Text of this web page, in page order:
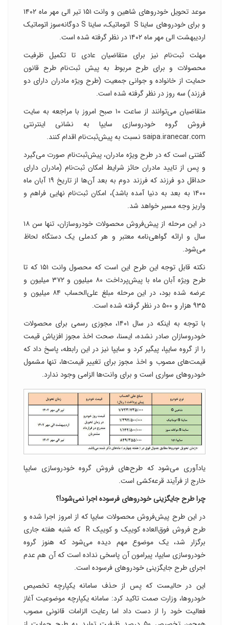
موعد تحویل خودروهای شاهین و وانت ۱۵۱ تیر الی مهر ماه ۱۴۰۲
و برای خودروهای ساینا S اتوماتیک، ساینا S دوگانه‌سوز اتوماتیک
اردیبهشت الی مهر ماه ۱۴۰۲ در نظر گرفته شده است.
مهلت ثبت‌نام نیز برای متقاضیان عادی تا تکمیل ظرفیت
محصولات و برای طرح مربوط به پیش ثبت‌نام طرح قانون
حمایت از خانواده و جوانی جمعیت (طرح ویژه مادران دارای دو
فرزند) سه روز در نظر گرفته شده است.
متقاضیان می‌توانند از ساعت ۱۰ صبح امروز با مراجعه به سایت
فروش گروه خودروسازی سایپا به نشانی اینترنتی
saipa.iranecar.com نسبت به پیش‌ثبت‌نام اقدام کنند.
گفتنی است که در طرح ویژه مادران، پیش‌ثبت‌نام صورت می‌گیرد
و پس از تایید مادران حائز شرایط امکان ثبت‌نام (مادران دارای
حداقل دو فرزند که فرزند دوم به‌ بعد آن‌ها از تاریخ ۱۹ آبان ماه
۱۴۰۰ به بعد به‌ دنیا آمده باشد)، امکان ثبت‌نام نهایی فراهم و
واریز وجه مسیر خواهد شد.
در این مرحله از پیش‌فروش محصولات خودروسازان، تنها سن ۱۸
سال و ارائه گواهی‌نامه معتبر و هر کدملی یک دستگاه لحاظ
می‌شود.
نکته قابل توجه این طرح این است که محصول وانت ۱۵۱ که تا
طرح ویژه آبان ماه با پیش‌پرداخت ۸۰ میلیون و ۳۷۲ میلیون و
عرضه شده بود، در این مرحله مبلغ علی‌الحساب ۸۴ میلیون و
۹۳۵ هزار و ۵۰۰ در نظر گرفته شده است.
با توجه به اینکه در سال ۱۴۰۱، مجوزی رسمی برای محصولات
خودروسازان صادر نشده، ایسنا، صحت اخذ مجوز افزیاش قیمت
را از گروه سایپا، پیگیر کرد و سایپا نیز در این رابطه، پاسخ داد که
قیمت‌های مصوب و اخذ مجوز برای تغییر قیمت‌ها، تنها مشمول
خودروهای سواری است و برای وانت‌ها الزامی‌ وجود ندارد.
یادآوری می‌شود که طرح‌های فروش گروه خودروسازی سایپا
خارج از فرآیند قرعه‌کشی است.
چرا طرح جایگزینی خودروهای فرسوده اجرا نمی‌شود!؟
در این طرح پیش‌فروش محصولات سایپا که از امروز اجرا شده و
طرح فروش فوق‌العاده کوییک و کوییک R که شنبه هفته جاری
برگزار شد، یک موضوع مهم دیده می‌شود که هنوز گروه
خودروسازی سایپا، پیرامون آن پاسخی نداده است که آن هم عدم
اجرای طرح جایگزینی خودروهای فرسوده است.
این در حالیست که پس از حذف سامانه یکپارچه تخصیص
خودروها، وزارت صمت تاکید کرد: سامانه یکپارچه موضوعیت آغاز
فعالیت خود را از دست داد اما رعایت الزامات قانونی مصوب